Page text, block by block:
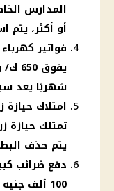
أو أكثر، يتم
فواتير
شهريًا يعد
امتلاك حيازة
يتم حذف
دفع ضرائب
100 ألف